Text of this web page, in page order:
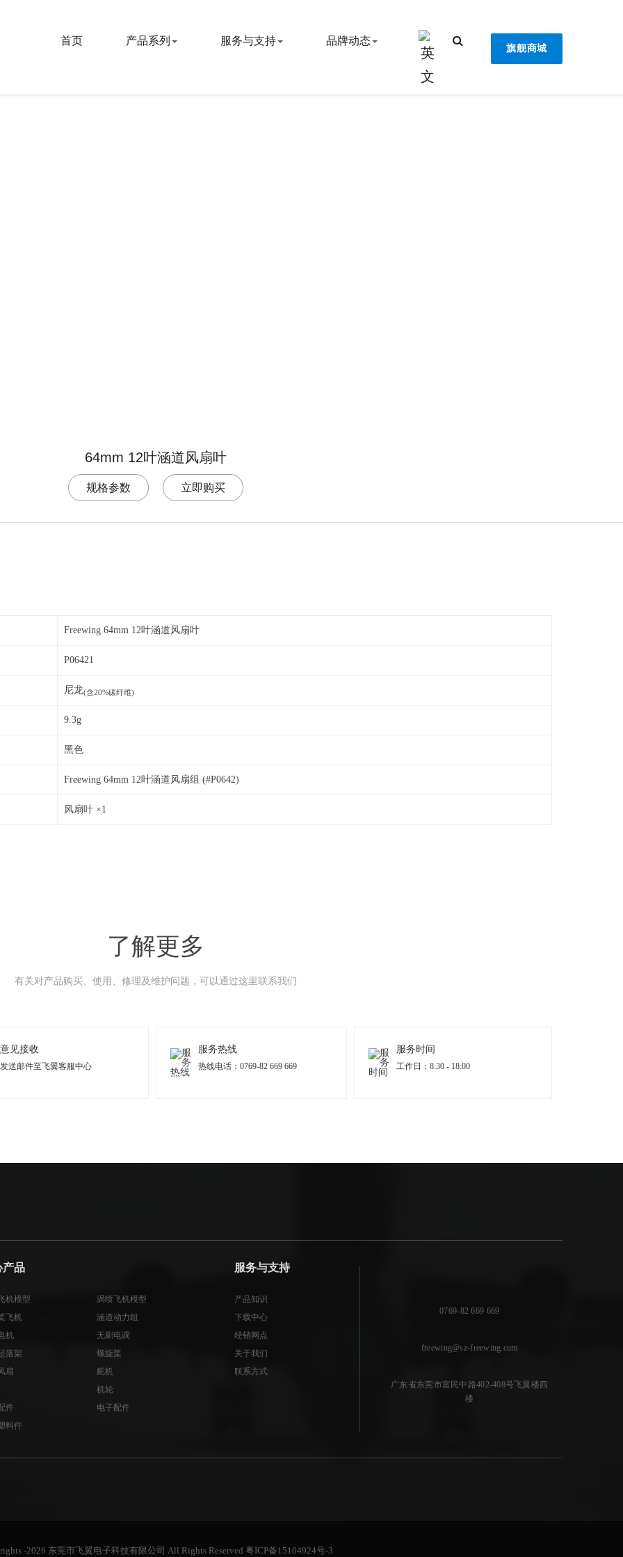
旗舰商城
首页 产品系列 服务与支持 品牌动态
64mm 12叶涵道风扇叶
规格参数 立即购买
Freewing 64mm 12叶涵道风扇叶
P06421
尼龙(含20%碳纤维)
9.3g
黑色
Freewing 64mm 12叶涵道风扇组 (#P0642)
风扇叶 ×1
了解更多
有关对产品购买、使用、修理及维护问题，可以通过这里联系我们
意见接收
发送邮件至飞翼客服中心
服务热线
热线电话：0769-82 669 669
服务时间
工作日：8:30 - 18:00
产品
机模型
涡喷飞机模型
飞机
涵道动力组
机
无刷电调
落架
螺旋桨
扇
舵机
机轮
件
电子配件
料件
服务与支持
产品知识
下载中心
经销网点
关于我们
联系方式
0769-82 669 669
freewing@sz-freewing.com
广东省东莞市富民中路402-408号飞翼楼四
楼
-2026 东莞市飞翼电子科技有限公司 All Rights Reserved 粤ICP备15104924号-3